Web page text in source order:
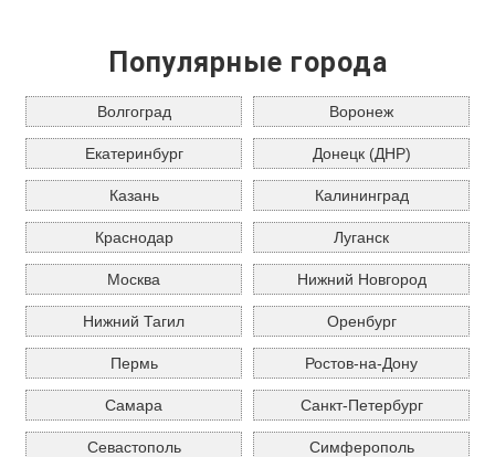
Популярные города
Волгоград Воронеж
Екатеринбург Донецк (ДНР)
Казань Калининград
Краснодар Луганск
Москва Нижний Новгород
Нижний Тагил Оренбург
Пермь Ростов-на-Дону
Самара Санкт-Петербург
Севастополь Симферополь